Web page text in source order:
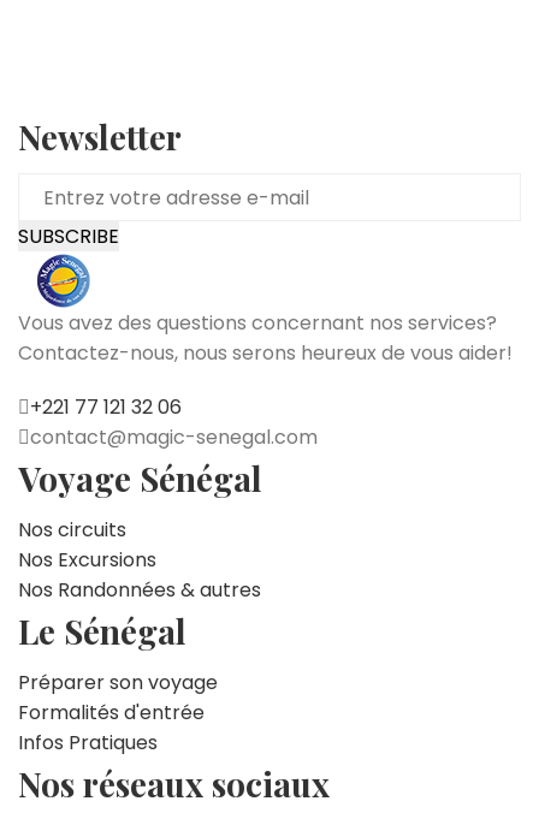
Newsletter
SUBSCRIBE
Vous avez des questions concernant nos services?
Contactez-nous, nous serons heureux de vous aider!
+221 77 121 32 06
moc.lagenes-cigam@tcatnoc
Voyage Sénégal
Nos circuits
Nos Excursions
Nos Randonnées & autres
Le Sénégal
Préparer son voyage
Formalités d'entrée
Infos Pratiques
Nos réseaux sociaux